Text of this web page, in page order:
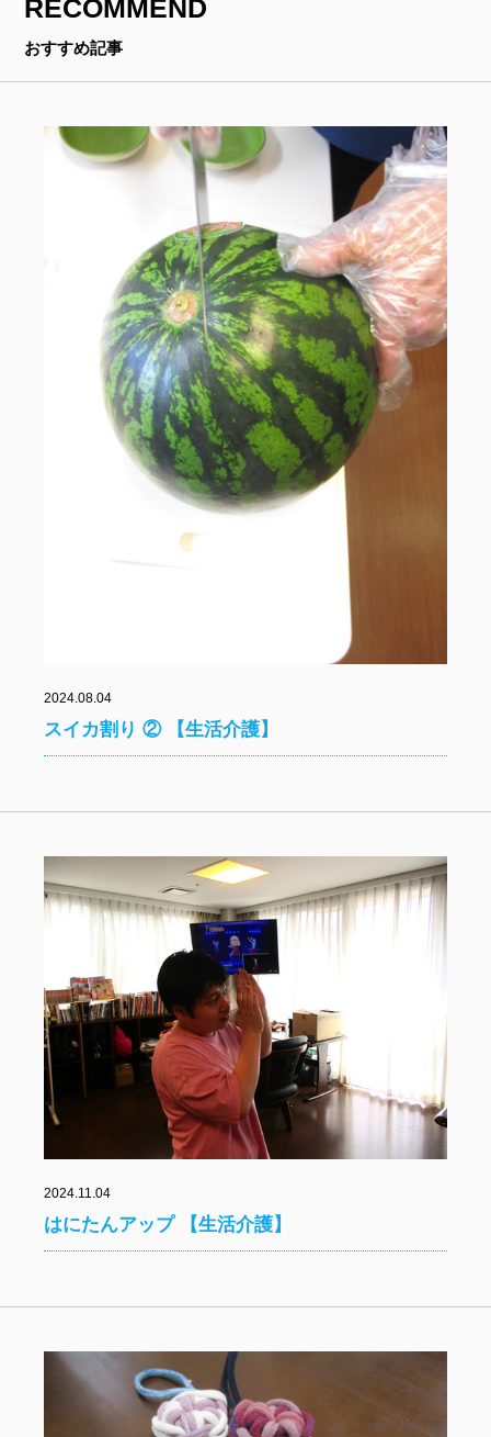
RECOMMEND
おすすめ記事
2024.08.04
スイカ割り ② 【生活介護】
2024.11.04
はにたんアップ 【生活介護】